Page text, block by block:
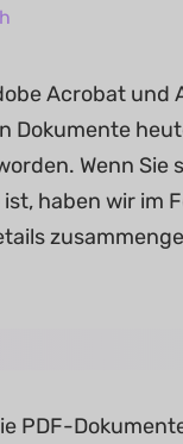
Acrobat und
Dokumente
Wenn Sie
haben wir im
PDF-